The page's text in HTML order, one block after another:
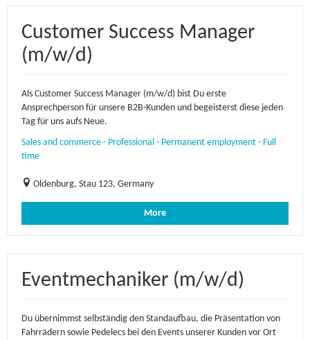
Customer Success Manager
(m/w/d)
Als Customer Success Manager (m/w/d) bist Du erste
Ansprechperson für unsere B2B-Kunden und begeisterst diese jeden
Tag für uns aufs Neue.
Sales and commerce - Professional - Permanent employment - Full
time
Oldenburg, Stau 123, Germany
More
Eventmechaniker (m/w/d)
Du übernimmst selbständig den Standaufbau, die Präsentation von
Fahrrädern sowie Pedelecs bei den Events unserer Kunden vor Ort